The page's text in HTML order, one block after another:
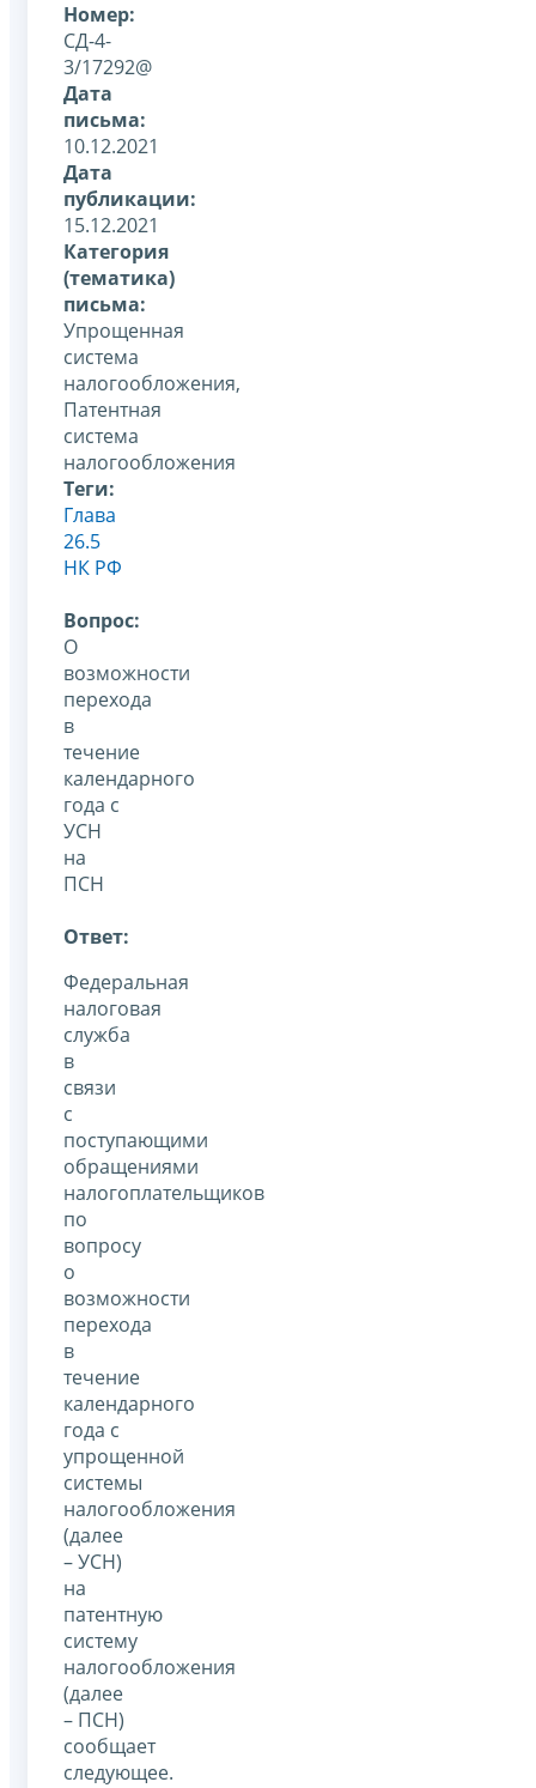
Номер:
СД-4-
3/17292@
Дата
письма:
10.12.2021
Дата
публикации:
15.12.2021
Категория
(тематика)
письма:
Упрощенная
система
налогообложения,
Патентная
система
налогообложения
Теги:
Глава
26.5
НК РФ
Вопрос:
О
возможности
перехода
в
течение
календарного
года с
УСН
на
ПСН
Ответ:
Федеральная
налоговая
служба
в
связи
с
поступающими
обращениями
налогоплательщиков
по
вопросу
о
возможности
перехода
в
течение
календарного
года с
упрощенной
системы
налогообложения
(далее
– УСН)
на
патентную
систему
налогообложения
(далее
– ПСН)
сообщает
следующее.